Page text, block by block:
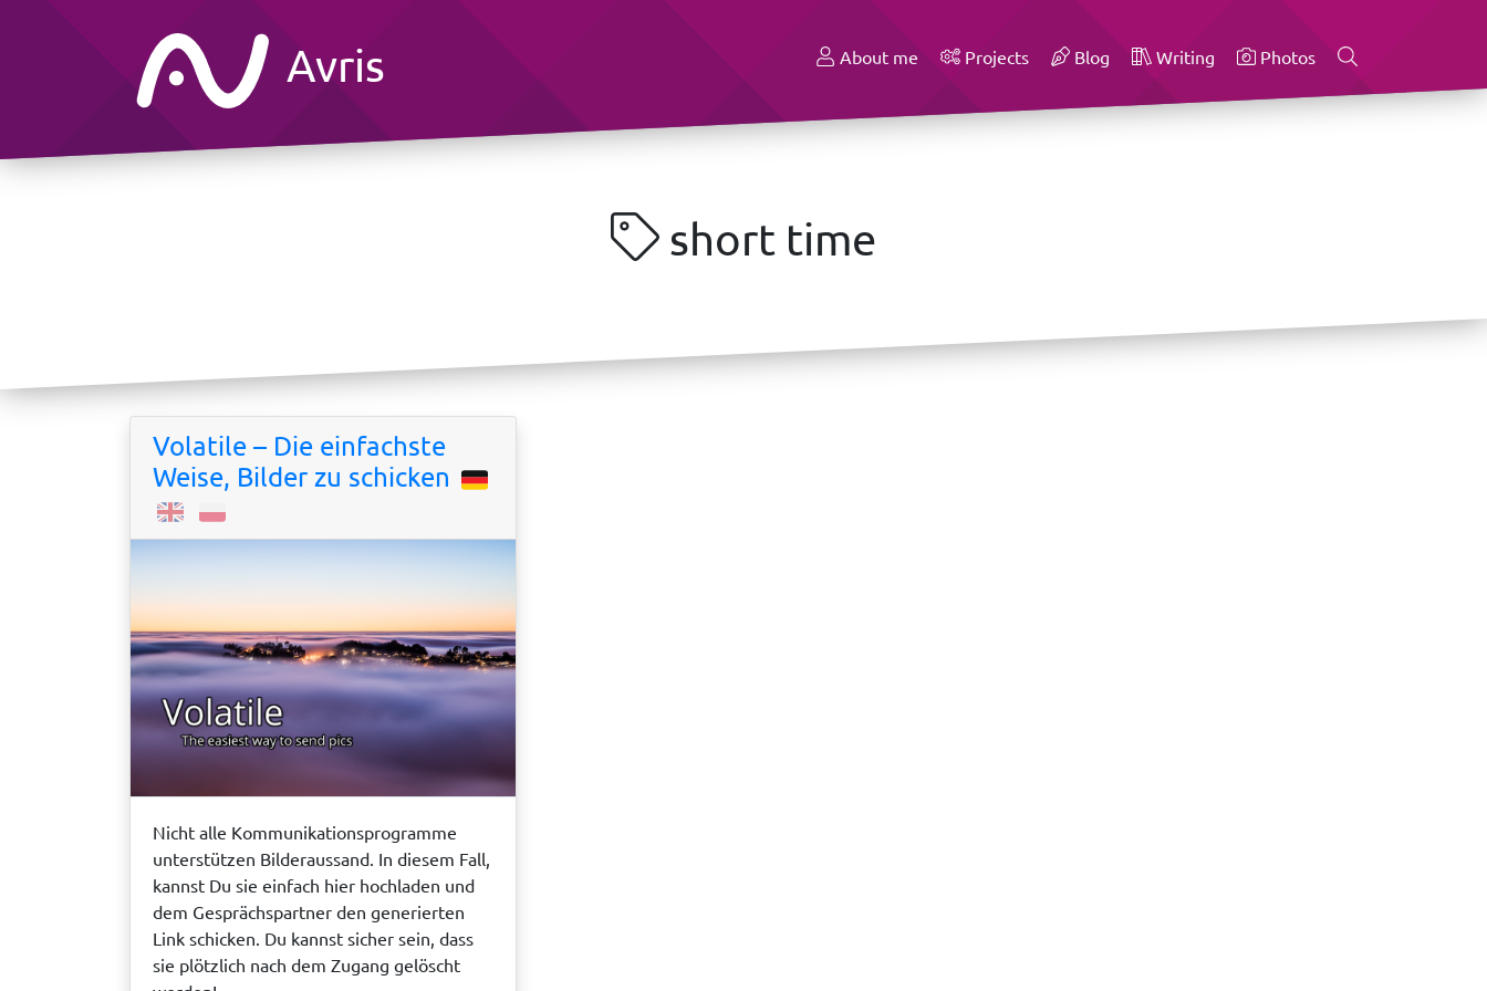
Avris About me Projects Blog Writing Photos
short time
Volatile – Die einfachste
Weise, Bilder zu schicken
Nicht alle Kommunikationsprogramme
unterstützen Bilderaussand. In diesem Fall,
kannst Du sie einfach hier hochladen und
dem Gesprächspartner den generierten
Link schicken. Du kannst sicher sein, dass
sie plötzlich nach dem Zugang gelöscht